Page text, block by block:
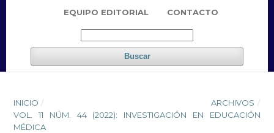
EQUIPO EDITORIAL CONTACTO
Buscar
INICIO / ARCHIVOS /
VOL. 11 NÚM. 44 (2022): INVESTIGACIÓN EN EDUCACIÓN
MÉDICA